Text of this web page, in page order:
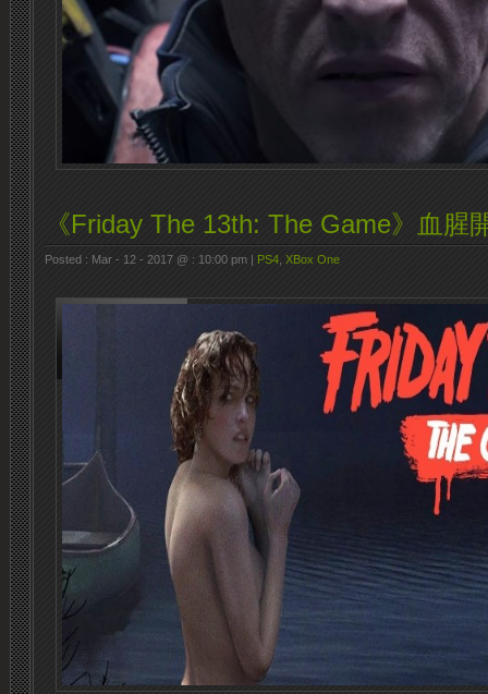
《Friday The 13th: The Game》血腥
Posted : Mar - 12 - 2017 @ : 10:00 pm | PS4 XBox One